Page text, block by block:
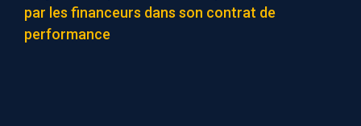
par les financeurs dans son contrat de
performance